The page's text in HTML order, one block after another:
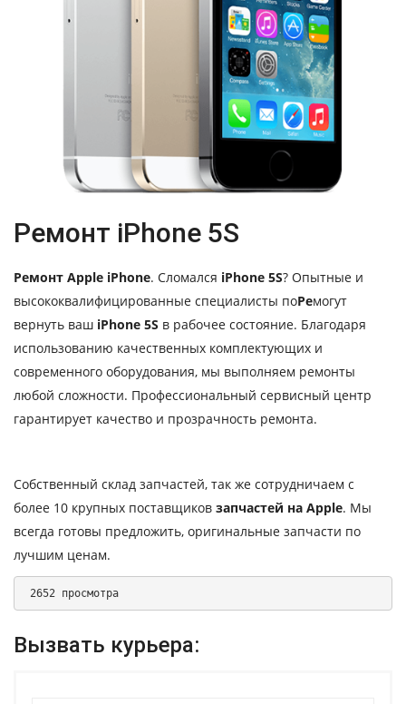
Ремонт iPhone 5S
Ремонт Apple iPhone. Сломался iPhone 5S? Опытные и
высококвалифицированные специалисты поРемогут
вернуть ваш iPhone 5S в рабочее состояние. Благодаря
использованию качественных комплектующих и
современного оборудования, мы выполняем ремонты
любой сложности. Профессиональный сервисный центр
гарантирует качество и прозрачность ремонта.
Собственный склад запчастей, так же сотрудничаем с
более 10 крупных поставщиков запчастей на Apple. Мы
всегда готовы предложить, оригинальные запчасти по
лучшим ценам.
2652 просмотра
Вызвать курьера: